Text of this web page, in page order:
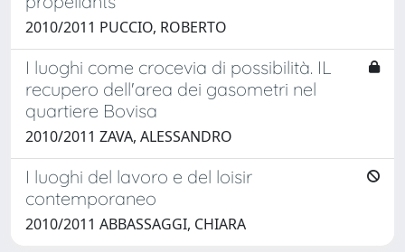
2010/2011 PUCCIO, ROBERTO
I luoghi come crocevia di possibilità. IL
recupero dell'area dei gasometri nel
quartiere Bovisa
2010/2011 ZAVA, ALESSANDRO
I luoghi del lavoro e del loisir
contemporaneo
2010/2011 ABBASSAGGI, CHIARA